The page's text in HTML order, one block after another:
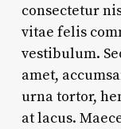
consectetur
vitae felis
vestibulum.
amet,
urna tortor,
at lacus.